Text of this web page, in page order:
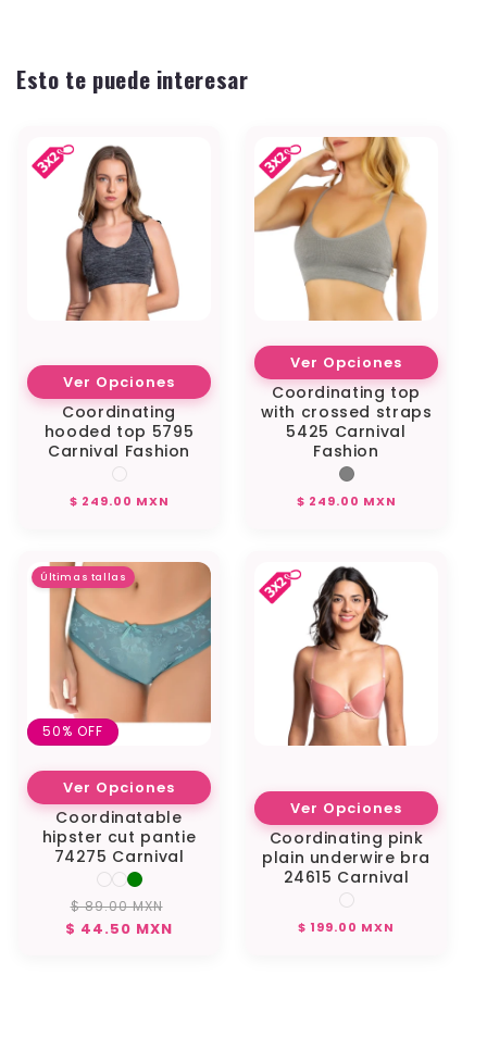
Esto te puede interesar
Coordinating
hooded top 5795
Carnival Fashion
Regular
$ 249.00 MXN
Ver Opciones
Coordinating top
with crossed straps
5425 Carnival
Fashion
Regular
$ 249.00 MXN
Ver Opciones
Últimas tallas
50% OFF
Coordinatable
hipster cut pantie
74275 Carnival
Regular
$ 89.00 MXN
Sale
$ 44.50 MXN
Ver Opciones
Coordinating pink
plain underwire bra
24615 Carnival
Regular
$ 199.00 MXN
Ver Opciones